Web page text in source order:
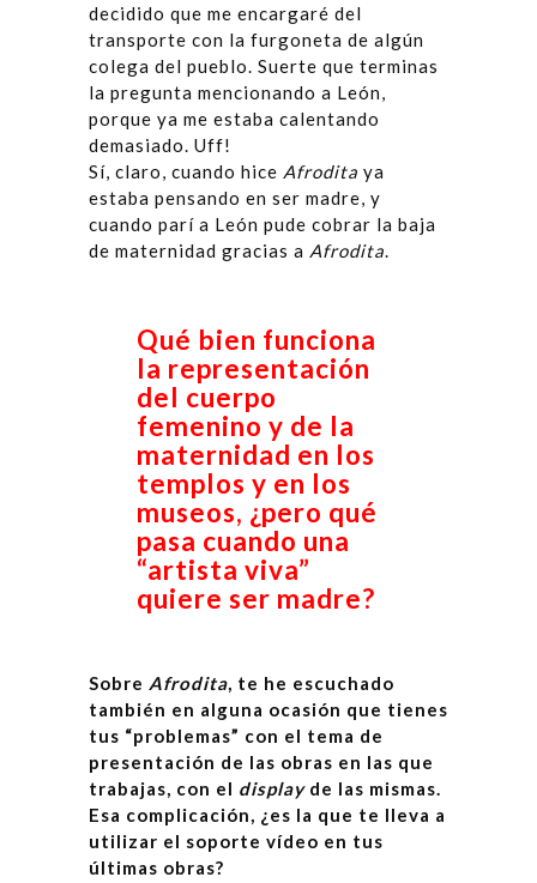
decidido que me encargaré del
transporte con la furgoneta de algún
colega del pueblo. Suerte que terminas
la pregunta mencionando a León,
porque ya me estaba calentando
demasiado. Uff!
Sí, claro, cuando hice Afrodita ya
estaba pensando en ser madre, y
cuando parí a León pude cobrar la baja
de maternidad gracias a Afrodita.
Qué bien funciona
la representación
del cuerpo
femenino y de la
maternidad en los
templos y en los
museos, ¿pero qué
pasa cuando una
“artista viva”
quiere ser madre?
Sobre Afrodita, te he escuchado
también en alguna ocasión que tienes
tus “problemas” con el tema de
presentación de las obras en las que
trabajas, con el displayde las mismas.
Esa complicación, ¿es la que te lleva a
utilizar el soporte vídeo en tus
últimas obras?